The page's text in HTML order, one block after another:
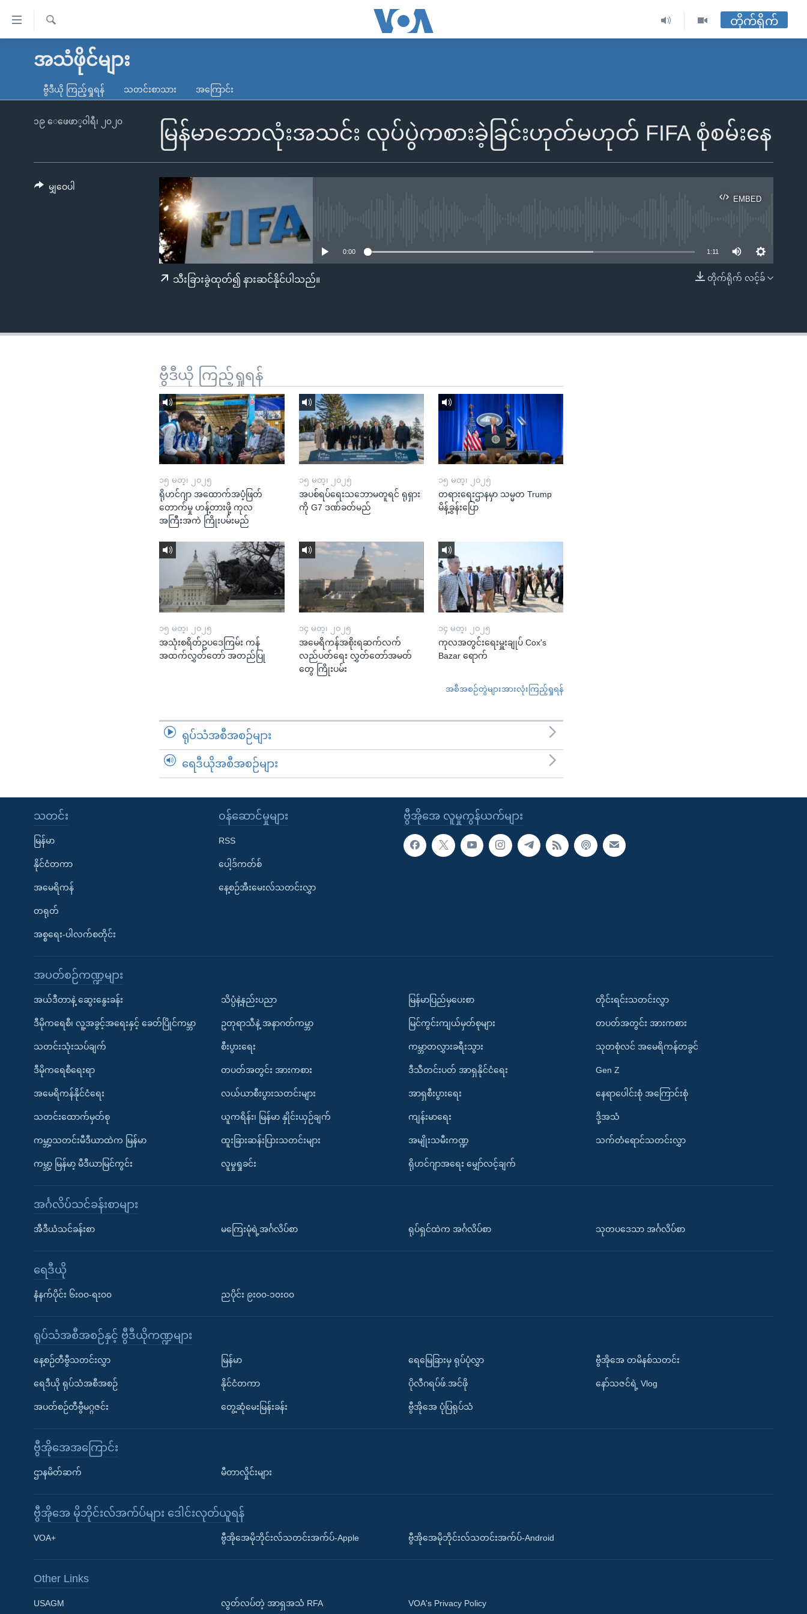
လွယ်ကူ
သည့်
ကျော်
မူလစာမျက်နှာ
ကမ္ဘာ့သတင်းများ
နိုင်ငံတကာ
တရုတ်
အစ္စရေး-ပါလက်စတိုင်း
ရပ်ဝန်းတခု လမ်းတခု အလွန်
အင်္ဂလိပ်စာလေ့လာမယ်
Learning English
ရ
တိုက်ရိုက်
အသံဖိုင်များ
ဗွီဒီယို ကြည့်ရှုရန် သတင်းစာသား အကြောင်း
မြန်မာဘောလုံးအသင်း လုပ်ပွဲကစားခဲ့ခြင်းဟုတ်မဟုတ် FIFA စုံစမ်းနေ
၁၉ ေဖေဖာ္၀ါရီ၊ ၂၀၂၀
EMBED
EMBED
0:00 1:11
တိုက်ရိုက် လင့်ခ်
သီးခြားခွဲထုတ်၍ နားဆင်နိုင်ပါသည်။
မျှဝေပါ
ဗွီဒီယို ကြည့်ရှုရန်
၁၅ မတ္၊ ၂၀၂၅
ရိုဟင်ဂျာ အထောက်အပံ့ဖြတ်
တောက်မှု ဟန့်တားဖို့ ကုလ
အကြီးအကဲ ကြိုးပမ်းမည်
၁၅ မတ္၊ ၂၀၂၅
အပစ်ရပ်ရေးသဘောမတူရင် ရုရှား
ကို G7 ဒဏ်ခတ်မည်
၁၅ မတ္၊ ၂၀၂၅
တရားရေးဌာနမှာ သမ္မတ Trump
မိန့်ခွန်းပြော
၁၅ မတ္၊ ၂၀၂၅
အသုံးစရိတ်ဥပဒေကြမ်း ကန်
အထက်လွှတ်တော် အတည်ပြု
၁၄ မတ္၊ ၂၀၂၅
အမေရိကန်အစိုးရဆက်လက်
လည်ပတ်ရေး လွှတ်တော်အမတ်
တွေ ကြိုးပမ်း
၁၄ မတ္၊ ၂၀၂၅
ကုလအတွင်းရေးမှူးချုပ် Cox's
Bazar ရောက်
အစီအစဉ်တွဲများအားလုံးကြည့်ရှုရန်
ရုပ်သံအစီအစဉ်များ
ရေဒီယိုအစီအစဉ်များ
ဗွီအိုအေ လူမှုကွန်ယက်များ
သတင်း
မြန်မာ
နိုင်ငံတကာ
အမေရိကန်
တရုတ်
အစ္စရေး-ပါလက်စတိုင်း
၀န်ဆောင်မှုများ
RSS
ပေါ့ဒ်ကတ်စ်
နေ့စဉ်အီးမေးလ်သတင်းလွှာ
အပတ်စဉ်ကဏ္ဍများ
အယ်ဒီတာနဲ့ ဆွေးနွေးခန်း
ဒီမိုကရေစီ၊ လူ့အခွင့်အရေးနှင့် ခေတ်ပြိုင်ကမ္ဘာ
သတင်းသုံးသပ်ချက်
ဒီမိုကရေစီရေးရာ
အမေရိကန်နိုင်ငံရေး
သတင်းထောက်မှတ်စု
ကမ္ဘာ့သတင်းမီဒီယာထဲက မြန်မာ
ကမ္ဘာ့ မြန်မာ့ မီဒီယာမြင်ကွင်း
သိပ္ပံနဲ့နည်းပညာ
ဥတုရာသီနဲ့ အနာဂတ်ကမ္ဘာ
စီးပွားရေး
တပတ်အတွင်း အားကစား
လယ်ယာစီးပွားသတင်းများ
ယူကရိန်း၊ မြန်မာ နှိုင်းယှဉ်ချက်
ထူးခြားဆန်းပြားသတင်းများ
လူမှုရှုခင်း
မြန်မာပြည်မှပေးစာ
မြင်ကွင်းကျယ်မှတ်စုများ
ကမ္ဘာတလွှားခရီးသွား
ဒီသီတင်းပတ် အာရှနိုင်ငံရေး
အာရှစီးပွားရေး
ကျန်းမာရေး
အမျိုးသမီးကဏ္ဍ
ရိုဟင်ဂျာအရေး မျှော်လင့်ချက်
တိုင်းရင်းသတင်းလွှာ
တပတ်အတွင်း အားကစား
သုတစုံလင် အမေရိကန်တခွင်
Gen Z
နေရာပေါင်းစုံ အကြောင်းစုံ
ဒို့အသံ
သက်တံရောင်သတင်းလွှာ
အင်္ဂလိပ်သင်ခန်းစာများ
အီဒီယံသင်ခန်းစာ မကြေးမုံရဲ့အင်္ဂလိပ်စာ ရုပ်ရှင်ထဲက အင်္ဂလိပ်စာ သုတပဒေသာ အင်္ဂလိပ်စာ
ရေဒီယို
နံနက်ပိုင်း ၆း၀၀-ရး၀၀ ညပိုင်း ၉း၀၀-၁၀း၀၀
ရုပ်သံအစီအစဉ်နှင့် ဗွီဒီယိုကဏ္ဍများ
နေ့စဉ်တီဗွီသတင်းလွှာ
ရေဒီယို ရုပ်သံအစီအစဉ်
အပတ်စဉ်တီဗွီမဂ္ဂဇင်း
မြန်မာ
နိုင်ငံတကာ
တွေ့ဆုံမေးမြန်းခန်း
ရေမြေခြားမှ ရုပ်ပုံလွှာ
ပိုလီဂရပ်ဖ်.အင်ဖို
ဗွီအိုအေ ပုံပြရုပ်သံ
ဗွီအိုအေ တမိနစ်သတင်း
နော်သဇင်ရဲ့ Vlog
ဗွီအိုအေအကြောင်း
ဌာနမိတ်ဆက် မီတာလှိုင်းများ
ဗွီအိုအေ မိုဘိုင်းလ်အက်ပ်များ ဒေါင်းလုတ်ယူရန်
VOA+ ဗွီအိုအေမိုဘိုင်းလ်သတင်းအက်ပ်-Apple ဗွီအိုအေမိုဘိုင်းလ်သတင်းအက်ပ်-Android
Other Links
USAGM လွတ်လပ်တဲ့ အာရှအသံ RFA VOA's Privacy Policy